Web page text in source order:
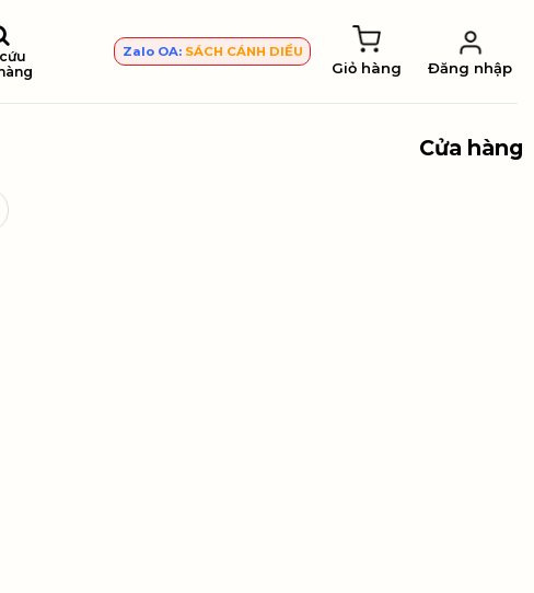
Zalo OA: SÁCH CÁNH DIỀU
Giỏ hàng Đăng nhập
Cửa hàng